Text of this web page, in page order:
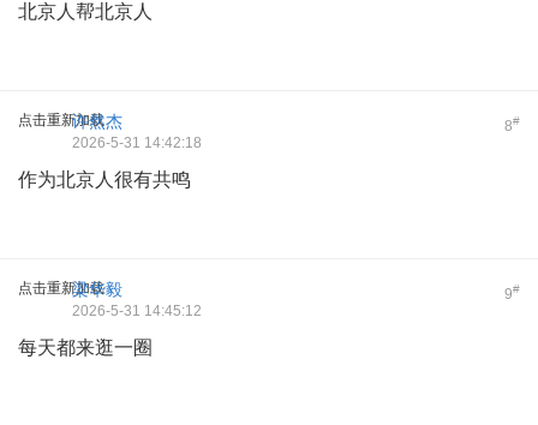
北京人帮北京人
点击重新加载 8#
许然杰
2026-5-31 14:42:18
作为北京人很有共鸣
点击重新加载 9#
梁华毅
2026-5-31 14:45:12
每天都来逛一圈